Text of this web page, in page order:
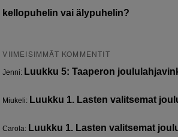
kellopuhelin vai älypuhelin?
VIIMEISIMMÄT KOMMENTIT
Jenni: Luukku 5: Taaperon
Miukeli: Luukku 1. Lasten valitsemat
Carola: Luukku 1. Lasten valitsemat